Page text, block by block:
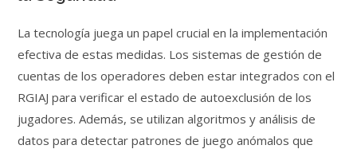
La tecnología juega un papel crucial en la implementación
efectiva de estas medidas. Los sistemas de gestión de
cuentas de los operadores deben estar integrados con el
RGIAJ para verificar el estado de autoexclusión de los
jugadores. Además, se utilizan algoritmos y análisis de
datos para detectar patrones de juego anómalos que